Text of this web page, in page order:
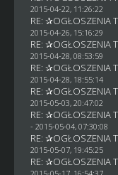
2015-04-22, 11:26:22
RE: ✰OGŁOSZENIA
2015-04-26, 15:16:29
RE: ✰OGŁOSZENIA
2015-04-28, 08:53:59
RE: ✰OGŁOSZENIA
2015-04-28, 18:55:14
RE: ✰OGŁOSZENIA
2015-05-03, 20:47:02
RE: ✰OGŁOSZENIA
- 2015-05-04, 07:30:08
RE: ✰OGŁOSZENIA
2015-05-07, 19:45:25
RE: ✰OGŁOSZENIA